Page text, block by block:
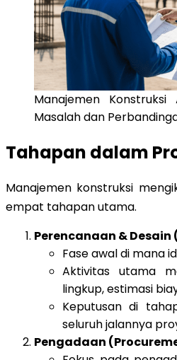
Manajemen Konstruksi
Masalah dan
Tahapan dalam
Manajemen konstruksi
empat tahapan utama.
Perencanaan &
Fase awal di mana
Aktivitas utama
lingkup, estimasi
Keputusan di
seluruh jalannya
Pengadaan